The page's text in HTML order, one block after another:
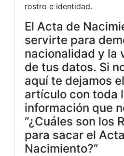
rostro e identidad.
El Acta de
servirte para
nacionalidad y la
de tus datos. Si
aquí te dejamos
artículo con toda
información que
“¿Cuáles son los
para sacar el
Nacimiento?”